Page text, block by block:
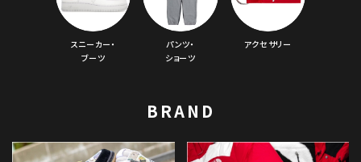
スニーカー・
ブーツ
パンツ・
ショーツ
アクセサリー
BRAND